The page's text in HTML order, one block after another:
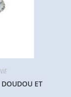
ET